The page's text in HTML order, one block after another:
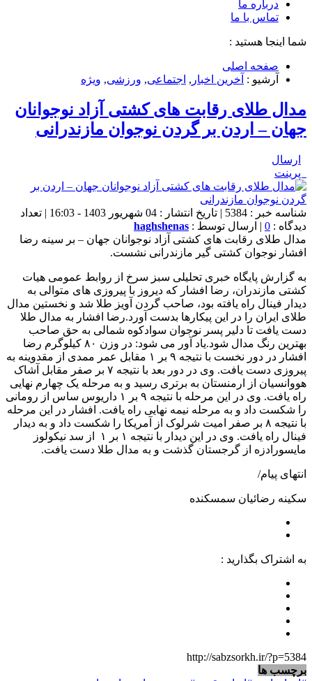
درباره ما
تماس با ما
شما اینجا هستید :
صفحه اصلی
آرشیو : آخرین اخبار , اجتماعی, ورزشی, ویژه
مدال طلای رقابت های کشتی آزاد نوجوانان
جهان – اردن بر گردن نوجوان مازندرانی
ارسال
پرینت
شناسه خبر : 5384 | تاریخ انتشار : 04 شهریور 1403 - 16:03 | تعداد
دیدگاه : 0 | ارسال توسط : haghshenas
مدال طلای رقابت های کشتی آزاد نوجوانان جهان – بر سینه رضا
افشار نوجوان کشتی گیر مازندرانی نشست.
به گزارش پایگاه خبری تحلیلی سبز سرخ از روابط عمومی هیات
کشتی مازندران، رضا افشار که دیروز با پیروزی های متوالی به
دیدار فینال راه یافته بود، صاحب گردن آویز طلا شد و نخستین مدال
طلای ایران را در این پیکارها بدست آورد.رضا افشار به مدال طلا
دست یافت تا دلیر پسر نوجوان سوادکوه شمالی به حق صاحب
بهترین رنگ مدال شود.یاد آور می شود: در وزن ۸۰ کیلوگرم رضا
افشار در دور نخست با نتیجه ۹ بر ۱ مقابل عمر ممدی از مقدوینه به
پیروزی دست یافت. وی در دور بعد با نتیجه ۷ بر صفر مقابل آشاک
هووانسیان از ارمنستان به برتری رسید و به مرحله یک چهارم نهایی
راه یافت. وی در این مرحله با نتیجه ۹ بر ۱ داریوس ساس از رومانی
را شکست داد و به مرحله نیمه نهایی راه یافت. افشار در این مرحله
با نتیجه ۸ بر صفر امیت شرلوک از آمریکا را شکست داد و به دیدار
فینال راه یافت. وی در این دیدار با نتیجه ۱ بر ۱ از سد نیکولوز
مایسورادزه از گرجستان گذشت و به مدال طلا دست یافت.
انتهای پیام/
سکینه رضائیان سمسکنده
به اشتراک بگذارید :
http://sabzsorkh.ir/?p=5384
برچسب ها